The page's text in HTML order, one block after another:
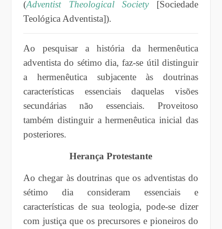
(Adventist Theological Society[Sociedade
Teológica Adventista]).
Ao pesquisar a história da hermenêutica
adventista do sétimo dia, faz-se útil distinguir
a hermenêutica subjacente às doutrinas
características essenciais daquelas visões
secundárias não essenciais. Proveitoso
também distinguir a hermenêutica inicial das
posteriores.
Herança Protestante
Ao chegar às doutrinas que os adventistas do
sétimo dia consideram essenciais e
características de sua teologia, pode-se dizer
com justiça que os precursores e pioneiros do